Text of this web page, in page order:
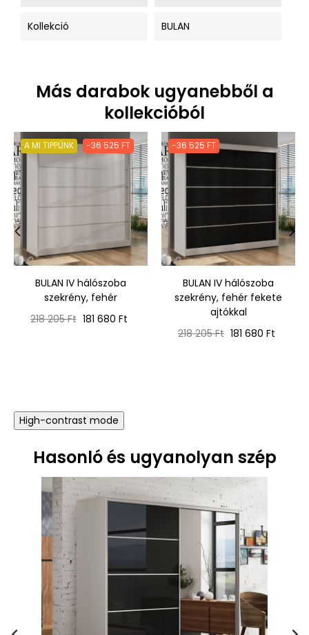
Kollekció BULAN
Más darabok ugyanebből a
kollekcióból
A MI TIPPÜNK -36 525 FT
BULAN IV hálószoba
szekrény, fehér
Normál
218 205 Ft Ár
181 680 Ft
-36 525 FT
BULAN IV hálószoba
szekrény, fehér fekete
ajtókkal
Normál
218 205 Ft Ár
181 680 Ft
‹ ›
High-contrast mode
Hasonló és ugyanolyan szép